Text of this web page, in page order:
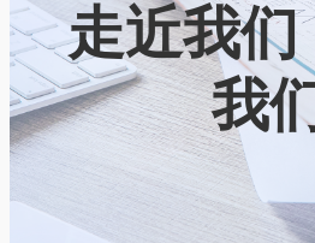
走近我们
我